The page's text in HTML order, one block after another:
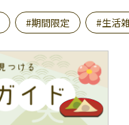
#期間限定 #生活